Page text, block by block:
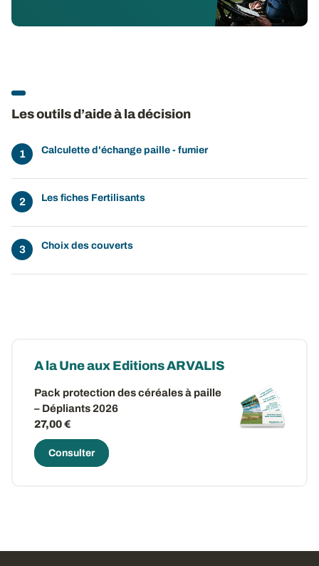
Les outils d’aide à la décision
Calculette d'échange paille - fumier
Les fiches Fertilisants
Choix des couverts
A la Une aux Editions ARVALIS
Pack protection des céréales à paille
– Dépliants 2026
27,00 €
Consulter